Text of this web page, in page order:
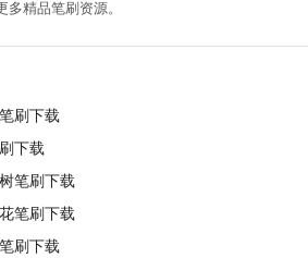
精品笔刷资源。
刷下载
下载
笔刷下载
笔刷下载
刷下载